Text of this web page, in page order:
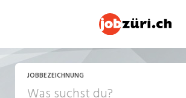
JOBBEZEICHNUNG